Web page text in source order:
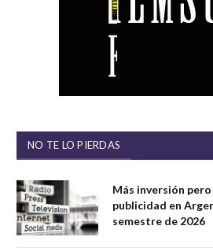
NO TE LO PIERDAS
Más inversión
publicidad en
semestre de 2026